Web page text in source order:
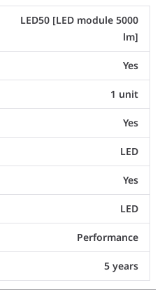
LED50 [LED module 5000
lm]
Yes
1 unit
Yes
LED
Yes
LED
Performance
5 years